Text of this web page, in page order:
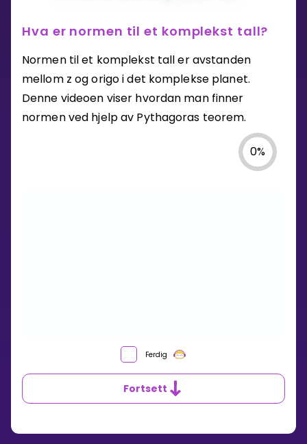
Hva er normen til et komplekst tall?
Normen til et komplekst tall er avstanden
mellom z og origo i det komplekse planet.
Denne videoen viser hvordan man finner
normen ved hjelp av Pythagoras teorem.
0%
Ferdig
Fortsett